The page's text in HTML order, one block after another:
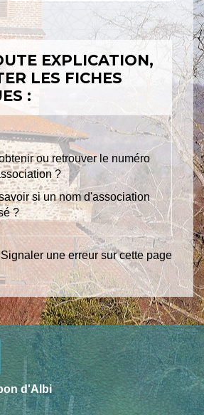
EXPLICATION,
LES FICHES
:
ou retrouver le numéro
?
si un nom d'association
?
Signaler une erreur sur cette page
d'Albi